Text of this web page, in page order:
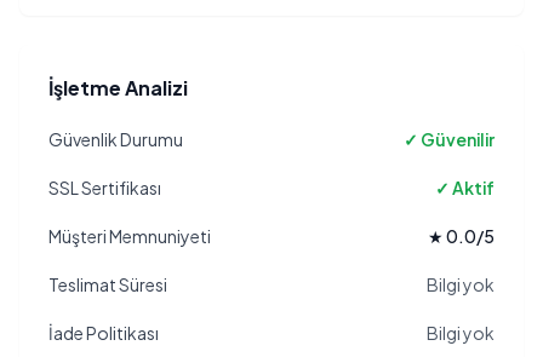
İşletme Analizi
Güvenlik Durumu ✓ Güvenilir
SSL Sertifikası ✓ Aktif
Müşteri Memnuniyeti ★ 0.0/5
Teslimat Süresi Bilgi yok
İade Politikası Bilgi yok